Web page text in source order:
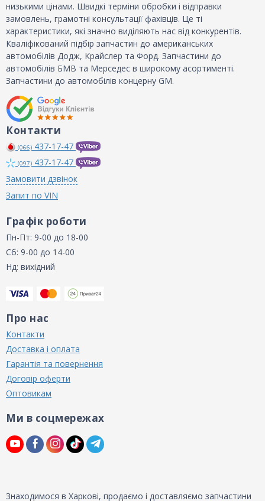
низькими цінами. Швидкі терміни обробки і відправки
замовлень, грамотні консультації фахівців. Це ті
характеристики, які значно виділяють нас від конкурентів.
Кваліфікований підбір запчастин до американських
автомобілів Додж, Крайслер та Форд. Запчастини до
автомобілів БМВ та Мерседес в широкому асортименті.
Запчастини до автомобілів концерну GM.
Контакти
(066) 437-17-47
(097) 437-17-47
Замовити дзвінок
Запит по VIN
Графік роботи
Пн-Пт: 9-00 до 18-00
Сб: 9-00 до 14-00
Нд: вихідний
Про нас
Контакти
Доставка і оплата
Гарантія та повернення
Договір оферти
Оптовикам
Ми в соцмережах
Знаходимося в Харкові, продаємо і доставляємо запчастини